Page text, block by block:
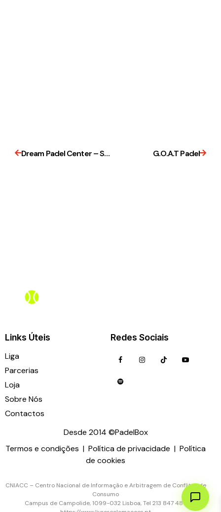
Dream Padel Center – Setúbal G.O.A.T Padel
Links Úteis
Liga
Parcerias
Loja
Sobre Nós
Contactos
Redes Sociais
Desde 2014 ©PadelBox
Termos e condições | Política de privacidade | Política
de cookies
CNIACC – Centro Nacional de Informação e Arbitragem de Conflitos de
Consumo
Campus de Campolide, 1099-032 Lisboa, Tel 213 847 484
ligas@padelbox.pt 935 137 520